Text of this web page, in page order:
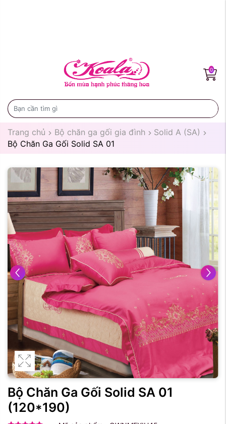
0
Trang chủ Bộ chăn ga gối gia đình
Solid A (SA)
Bộ Chăn Ga Gối Solid SA 01
Bộ Chăn Ga Gối Solid SA 01
(120*190)